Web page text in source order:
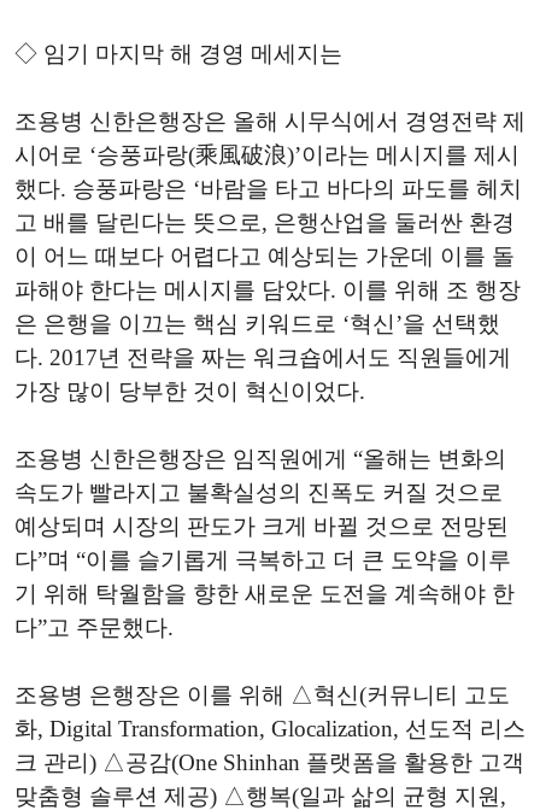
◇ 임기 마지막 해 경영 메세지는
조용병 신한은행장은 올해 시무식에서 경영전략 제
시어로 ‘승풍파랑(乘風破浪)’이라는 메시지를 제시
했다. 승풍파랑은 ‘바람을 타고 바다의 파도를 헤치
고 배를 달린다는 뜻으로, 은행산업을 둘러싼 환경
이 어느 때보다 어렵다고 예상되는 가운데 이를 돌
파해야 한다는 메시지를 담았다. 이를 위해 조 행장
은 은행을 이끄는 핵심 키워드로 ‘혁신’을 선택했
다. 2017년 전략을 짜는 워크숍에서도 직원들에게
가장 많이 당부한 것이 혁신이었다.
조용병 신한은행장은 임직원에게 “올해는 변화의
속도가 빨라지고 불확실성의 진폭도 커질 것으로
예상되며 시장의 판도가 크게 바뀔 것으로 전망된
다”며 “이를 슬기롭게 극복하고 더 큰 도약을 이루
기 위해 탁월함을 향한 새로운 도전을 계속해야 한
다”고 주문했다.
조용병 은행장은 이를 위해 △혁신(커뮤니티 고도
화, Digital Transformation, Glocalization, 선도적 리스
크 관리) △공감(One Shinhan 플랫폼을 활용한 고객
맞춤형 솔루션 제공) △행복(일과 삶의 균형 지원,